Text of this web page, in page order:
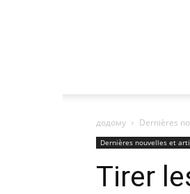
додому Dernières
Dernières nouvelles et
Tirer